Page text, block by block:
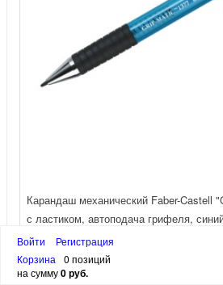
Карандаш механический Faber-Castell
с ластиком, автоподача грифеля,
210 руб.
Артикул
Войти
Регистрация
Корзина
0 позиций
на сумму0 руб.